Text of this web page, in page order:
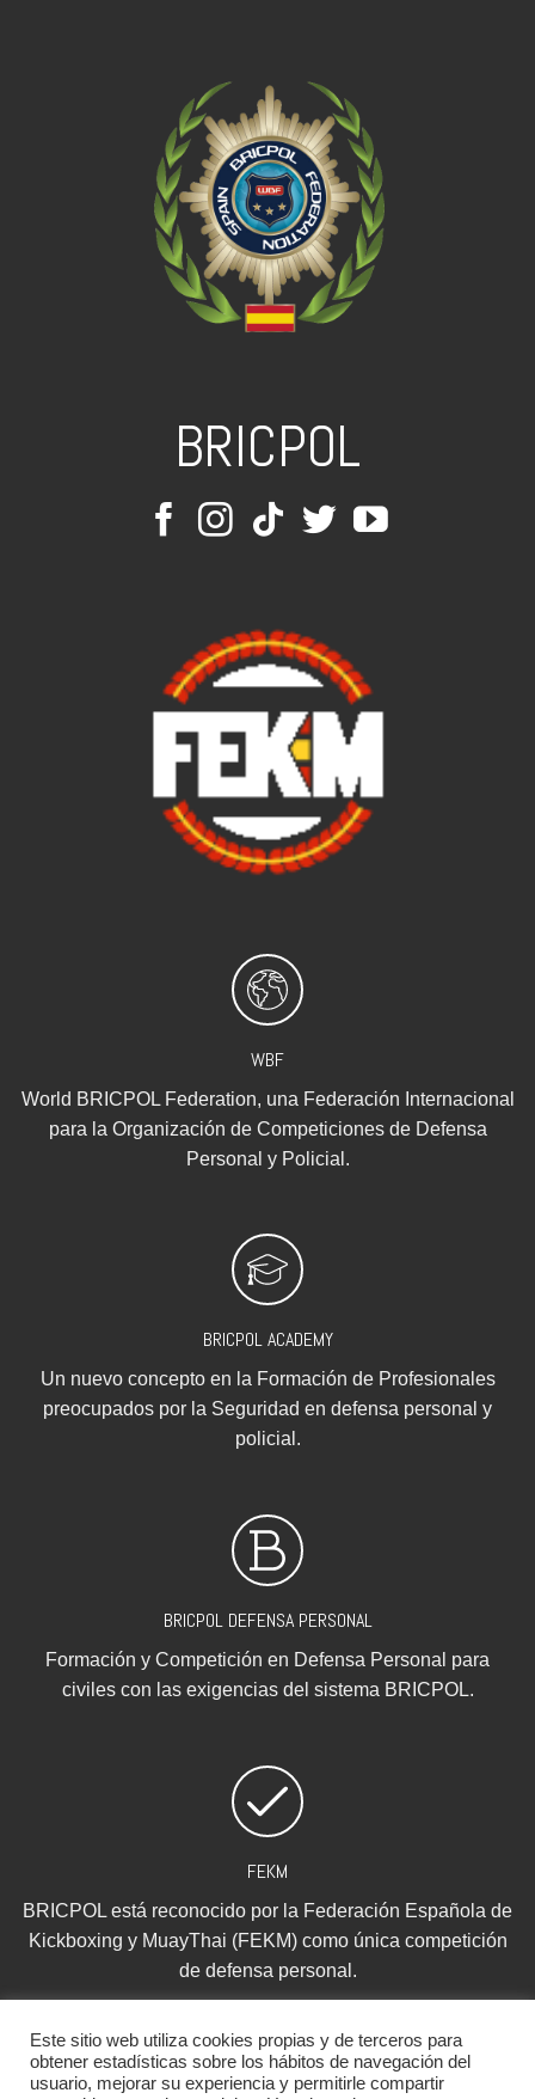
BRICPOL
WBF
World BRICPOL Federation, una Federación Internacional
para la Organización de Competiciones de Defensa
Personal y Policial.
BRICPOL ACADEMY
Un nuevo concepto en la Formación de Profesionales
preocupados por la Seguridad en defensa personal y
policial.
BRICPOL DEFENSA PERSONAL
Formación y Competición en Defensa Personal para
civiles con las exigencias del sistema BRICPOL.
FEKM
BRICPOL está reconocido por la Federación Española de
Kickboxing y MuayThai (FEKM) como única competición
de defensa personal.
Este sitio web utiliza cookies propias y de terceros para
obtener estadísticas sobre los hábitos de navegación del
usuario, mejorar su experiencia y permitirle compartir